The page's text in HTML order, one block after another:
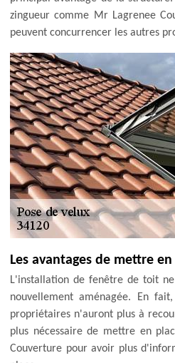
zingueur comme Mr Lagrenee
peuvent concurrencer les autres
Les avantages de mettre
L'installation de fenêtre de toit
nouvellement aménagée. En
propriétaires n'auront plus à
plus nécessaire de mettre en
Couverture pour avoir plus